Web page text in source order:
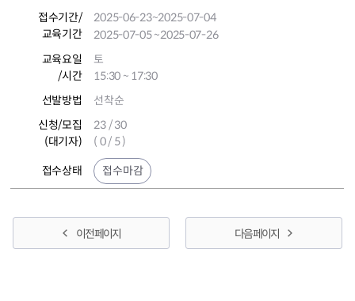
접수기간/
교육기간
2025-06-23~2025-07-04
2025-07-05~2025-07-26
교육요일
/시간
토
15:30 ~ 17:30
선발방법
선착순
신청/모집
(대기자)
23 / 30
( 0 / 5 )
접수상태 접수마감
이전 페이지 다음 페이지